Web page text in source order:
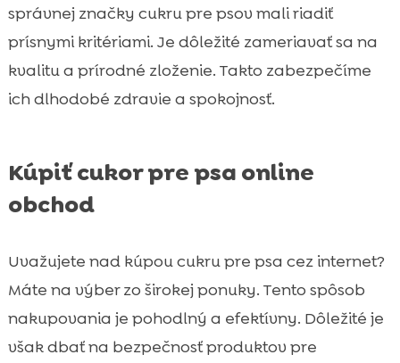
správnej značky cukru pre psov mali riadiť
prísnymi kritériami. Je dôležité zameriavať sa na
kvalitu a prírodné zloženie. Takto zabezpečíme
ich dlhodobé zdravie a spokojnosť.
Kúpiť cukor pre psa online
obchod
Uvažujete nad kúpou cukru pre psa cez internet?
Máte na výber zo širokej ponuky. Tento spôsob
nakupovania je pohodlný a efektívny. Dôležité je
však dbať na bezpečnosť produktov pre